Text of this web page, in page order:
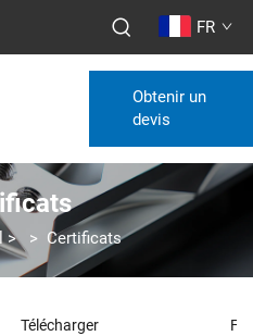
FR
Obtenir un
devis
> > Certificats
Télécharger